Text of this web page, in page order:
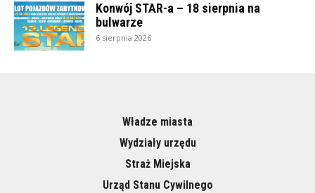
Konwój STAR-a – 18 sierpnia na
bulwarze
6 sierpnia 2026
Władze miasta
Wydziały urzędu
Straż Miejska
Urząd Stanu Cywilnego